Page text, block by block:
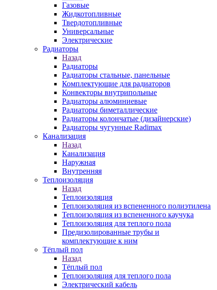
Газовые
Жидкотопливные
Твердотопливные
Универсальные
Электрические
Радиаторы
Назад
Радиаторы
Радиаторы стальные, панельные
Комплектующие для радиаторов
Конвекторы внутрипольные
Радиаторы алюминиевые
Радиаторы биметаллические
Радиаторы колончатые (дизайнерские)
Радиаторы чугунные Radimax
Канализация
Назад
Канализация
Наружная
Внутренняя
Теплоизоляция
Назад
Теплоизоляция
Теплоизоляция из вспененного полиэтилена
Теплоизоляция из вспененного каучука
Теплоизоляция для теплого пола
Предизолированные трубы и
комплектующие к ним
Тёплый пол
Назад
Тёплый пол
Теплоизоляция для теплого пола
Электрический кабель